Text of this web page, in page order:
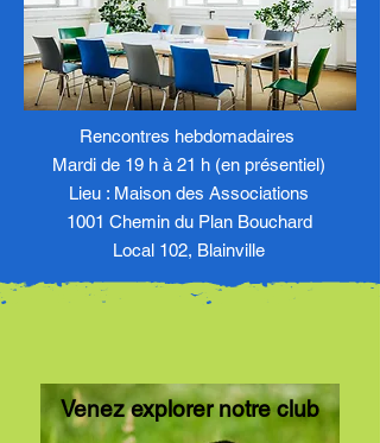
Rencontres hebdomadaires
Mardi de 19 h à 21 h (en présentiel)
​Lieu : Maison des Associations
1001 Chemin du Plan Bouchard
Local 102, Blainville​​
Venez explorer notre club